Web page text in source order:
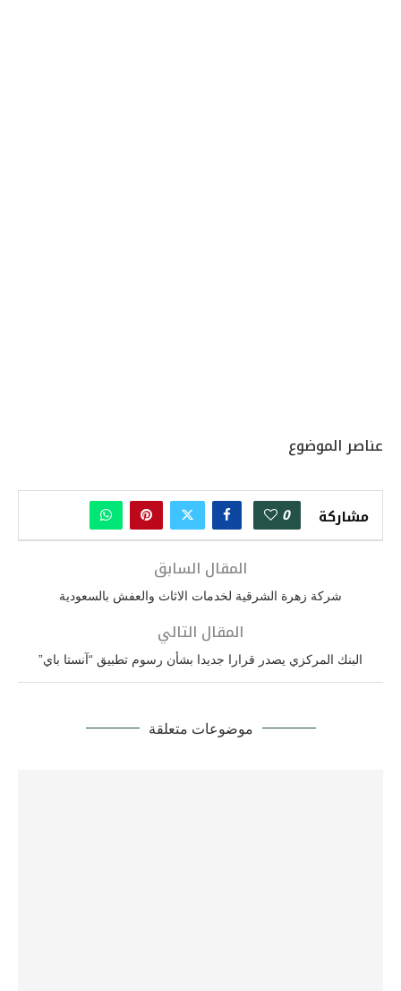
عناصر الموضوع
مشاركة 0
المقال السابق
شركة زهرة الشرقية لخدمات الاثاث والعفش بالسعودية
المقال التالي
البنك المركزي يصدر قرارا جديدا بشأن رسوم تطبيق “آنستا باي”
موضوعات متعلقة